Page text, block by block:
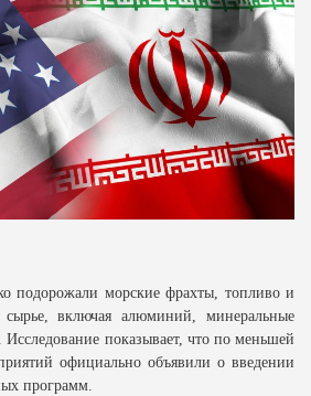
подорожали морские фрахты, топливо и
включая алюминий, минеральные
показывает, что по меньшей
официально объявили о введении
программ.